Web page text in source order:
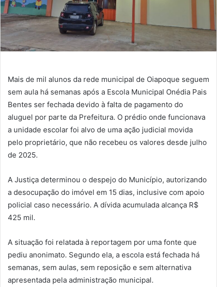
Mais de mil alunos da rede municipal de Oiapoque seguem
sem aula há semanas após a Escola Municipal Onédia Pais
Bentes ser fechada devido à falta de pagamento do
aluguel por parte da Prefeitura. O prédio onde funcionava
a unidade escolar foi alvo de uma ação judicial movida
pelo proprietário, que não recebeu os valores desde julho
de 2025.
A Justiça determinou o despejo do Município, autorizando
a desocupação do imóvel em 15 dias, inclusive com apoio
policial caso necessário. A dívida acumulada alcança R$
425 mil.
A situação foi relatada à reportagem por uma fonte que
pediu anonimato. Segundo ela, a escola está fechada há
semanas, sem aulas, sem reposição e sem alternativa
apresentada pela administração municipal.